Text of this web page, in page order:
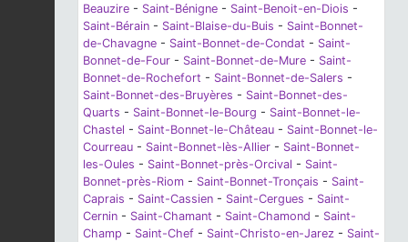
Beauzire - Saint-Bénigne - Saint-Benoit-en-Diois -
Saint-Bérain - Saint-Blaise-du-Buis - Saint-Bonnet-
de-Chavagne - Saint-Bonnet-de-Condat - Saint-
Bonnet-de-Four - Saint-Bonnet-de-Mure - Saint-
Bonnet-de-Rochefort - Saint-Bonnet-de-Salers -
Saint-Bonnet-des-Bruyères - Saint-Bonnet-des-
Quarts - Saint-Bonnet-le-Bourg - Saint-Bonnet-le-
Chastel - Saint-Bonnet-le-Château - Saint-Bonnet-le-
Courreau - Saint-Bonnet-lès-Allier - Saint-Bonnet-
les-Oules - Saint-Bonnet-près-Orcival - Saint-
Bonnet-près-Riom - Saint-Bonnet-Tronçais - Saint-
Caprais - Saint-Cassien - Saint-Cergues - Saint-
Cernin - Saint-Chamant - Saint-Chamond - Saint-
Champ - Saint-Chef - Saint-Christo-en-Jarez - Saint-